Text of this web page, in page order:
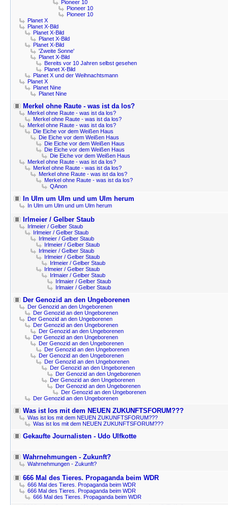
Pioneer 10
Pioneer 10
Pioneer 10
Planet X
Planet X-Bild
Planet X-Bild
Planet X-Bild
Planet X-Bild
'Zweite Sonne'
Planet X-Bild
Bereits vor 10 Jahren selbst gesehen
Planet X-Bild
Planet X und der Weihnachtsmann
Planet X
Planet Nine
Planet Nine
Merkel ohne Raute - was ist da los?
Merkel ohne Raute - was ist da los?
Merkel ohne Raute - was ist da los?
Merkel ohne Raute - was ist da los?
Die Eiche vor dem Weißen Haus
Die Eiche vor dem Weißen Haus
Die Eiche vor dem Weißen Haus
Die Eiche vor dem Weißen Haus
Die Eiche vor dem Weißen Haus
Merkel ohne Raute - was ist da los?
Merkel ohne Raute - was ist da los?
Merkel ohne Raute - was ist da los?
Merkel ohne Raute - was ist da los?
QAnon
In Ulm um Ulm und um Ulm herum
In Ulm um Ulm und um Ulm herum
Irlmeier / Gelber Staub
Irlmeier / Gelber Staub
Irlmeier / Gelber Staub
Irlmeier / Gelber Staub
Irlmeier / Gelber Staub
Irlmeier / Gelber Staub
Irlmeier / Gelber Staub
Irlmeier / Gelber Staub
Irlmeier / Gelber Staub
Irlmaier / Gelber Staub
Irlmaier / Gelber Staub
Irlmaier / Gelber Staub
Der Genozid an den Ungeborenen
Der Genozid an den Ungeborenen
Der Genozid an den Ungeborenen
Der Genozid an den Ungeborenen
Der Genozid an den Ungeborenen
Der Genozid an den Ungeborenen
Der Genozid an den Ungeborenen
Der Genozid an den Ungeborenen
Der Genozid an den Ungeborenen
Der Genozid an den Ungeborenen
Der Genozid an den Ungeborenen
Der Genozid an den Ungeborenen
Der Genozid an den Ungeborenen
Der Genozid an den Ungeborenen
Der Genozid an den Ungeborenen
Der Genozid an den Ungeborenen
Der Genozid an den Ungeborenen
Was ist los mit dem NEUEN ZUKUNFTSFORUM???
Was ist los mit dem NEUEN ZUKUNFTSFORUM???
Was ist los mit dem NEUEN ZUKUNFTSFORUM???
Gekaufte Journalisten - Udo Ulfkotte
Wahrnehmungen - Zukunft?
Wahrnehmungen - Zukunft?
666 Mal des Tieres. Propaganda beim WDR
666 Mal des Tieres. Propaganda beim WDR
666 Mal des Tieres. Propaganda beim WDR
666 Mal des Tieres. Propaganda beim WDR